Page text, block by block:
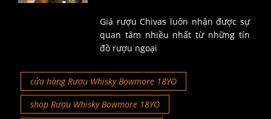
Giá rượu Chivas luôn nhận được sự
quan tâm nhiều nhất từ những tín
đồ rượu ngoại
cửa hàng Rượu Whisky Bowmore 18YO
shop Rượu Whisky Bowmore 18YO